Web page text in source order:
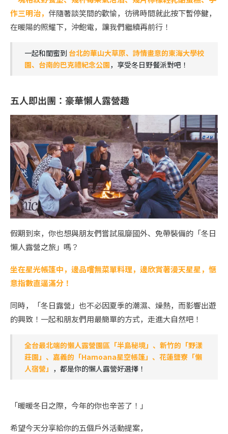
作三明治， 伴隨著談笑間的歡愉，彷彿時間就此按下暫停鍵，
在暖陽的照耀下，沖飽電，讓我們繼續再前行！
一起和閨蜜到 台北的華山大草原、詩情畫意的東海大學校
園、台南的巴克禮紀念公園，享受冬日野餐派對吧！
五人即出團：豪華懶人露營趣
假期到來，你也想與朋友們嘗試風靡國外、免帶裝備的「冬日
懶人露營之旅」嗎？
坐在星光帳篷中，邊品嚐無菜單料理，邊欣賞著漫天星星，愜
意指數直逼滿分！
同時，「冬日露營」也不必因夏季的潮濕、燥熱，而影響出遊
的興致！一起和朋友們用最簡單的方式，走進大自然吧！
全台最北端的懶人露營園區「半島秘境」、新竹的「野漾
莊園」、嘉義的「Hamoana星空帳篷」、花蓮鹽寮「懶
人宿營」 ，都是你的懶人露營好選擇！
「暖暖冬日之際，今年的你也辛苦了！」
希望今天分享給你的五個戶外活動提案，